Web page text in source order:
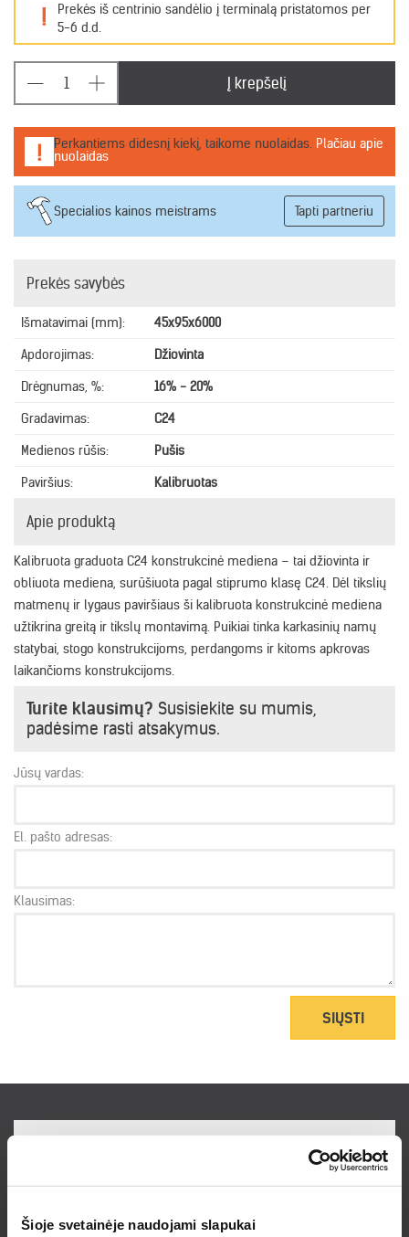
Šioje svetainėje naudojami slapukai
!
Prekės iš centrinio sandėlio į terminalą pristatomos per
5-6 d.d.
Į krepšelį
Perkantiems didesnį kiekį, taikome nuolaidas. Plačiau apie
nuolaidas
Specialios kainos meistrams Tapti partneriu
Prekės savybės
Išmatavimai (mm):
45x95x6000
Apdorojimas:
Džiovinta
Drėgnumas, %:
16% - 20%
Gradavimas:
C24
Medienos rūšis:
Pušis
Paviršius:
Kalibruotas
Apie produktą
Kalibruota graduota C24 konstrukcinė mediena – tai džiovinta ir
obliuota mediena, surūšiuota pagal stiprumo klasę C24. Dėl tikslių
matmenų ir lygaus paviršiaus ši kalibruota konstrukcinė mediena
užtikrina greitą ir tikslų montavimą. Puikiai tinka karkasinių namų
statybai, stogo konstrukcijoms, perdangoms ir kitoms apkrovas
laikančioms konstrukcijoms.
Turite klausimų? Susisiekite su mumis,
padėsime rasti atsakymus.
Jūsų vardas:
El. pašto adresas:
Klausimas:
SIŲSTI
Prenumeruokite naujienlaiškį ir sužinokite